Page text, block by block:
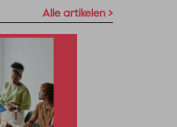
Alle artikelen >